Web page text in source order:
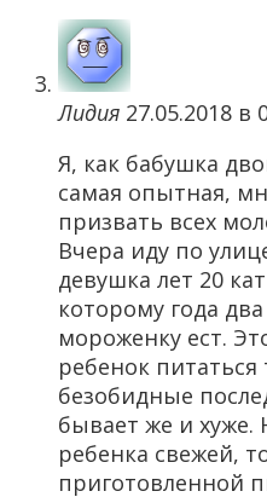
Лидия 27.05.2018 в
Я, как бабушка
самая опытная,
призвать всех
Вчера иду по
девушка лет 20
которому года
мороженку ест.
ребенок
безобидные
бывает же и
ребенка свежей,
приготовленной